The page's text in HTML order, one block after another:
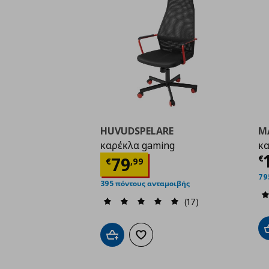
HUVUDSPELARE
καρέκλα gaming
€79,99
Τρέχουσα τιμή €
395 πόντους ανταμοιβής
(17)
Προσθήκη στο καλάθι
Προσθήκη στα αγαπημένα
€